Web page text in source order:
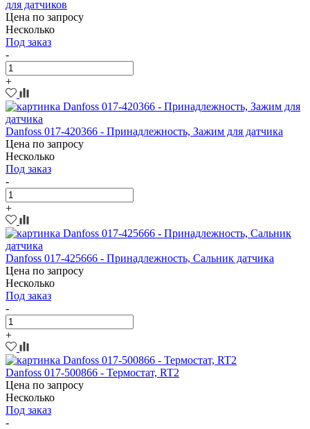
для датчиков
Цена по запросу
Несколько
Под заказ
-
+
Danfoss 017-420366 - Принадлежность, Зажим для датчика
Цена по запросу
Несколько
Под заказ
-
+
Danfoss 017-425666 - Принадлежность, Сальник датчика
Цена по запросу
Несколько
Под заказ
-
+
Danfoss 017-500866 - Термостат, RT2
Цена по запросу
Несколько
Под заказ
-